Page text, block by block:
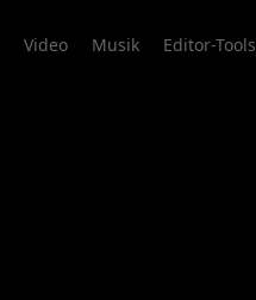
Video Musik Editor-Tools